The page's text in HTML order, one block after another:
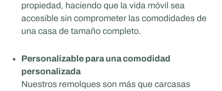
propiedad, haciendo que la vida móvil sea
accesible sin comprometer las comodidades de
una casa de tamaño completo.
Personalizable para una comodidad
personalizada
Nuestros remolques son más que carcasas